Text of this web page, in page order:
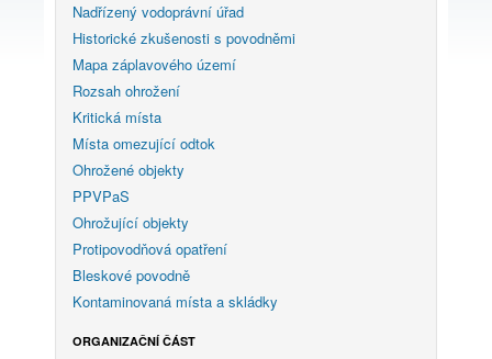
Nadřízený vodoprávní úřad
Historické zkušenosti s povodněmi
Mapa záplavového území
Rozsah ohrožení
Kritická místa
Místa omezující odtok
Ohrožené objekty
PPVPaS
Ohrožující objekty
Protipovodňová opatření
Bleskové povodně
Kontaminovaná místa a skládky
ORGANIZAČNÍ ČÁST